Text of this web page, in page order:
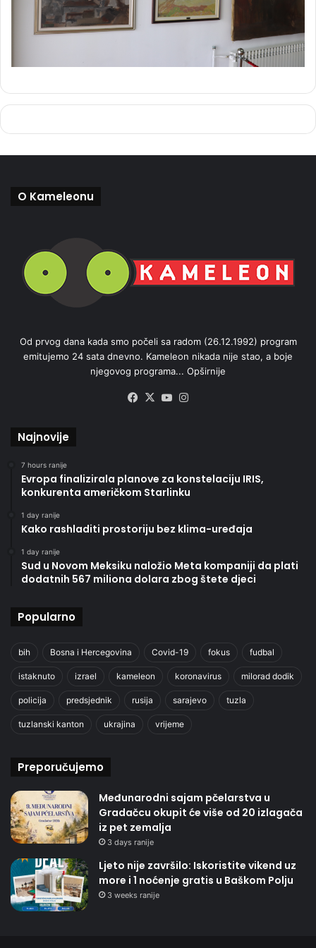
O Kameleonu
Od prvog dana kada smo počeli sa radom (26.12.1992) program
emitujemo 24 sata dnevno. Kameleon nikada nije stao, a boje
njegovog programa... Opširnije
Facebook
X YouTube
Najnovije
7 hours ranije
Evropa finalizirala planove za konstelaciju IRIS,
konkurenta američkom Starlinku
1 day ranije
Kako rashladiti prostoriju bez klima-uređaja
1 day ranije
Sud u Novom Meksiku naložio Meta kompaniji da plati
dodatnih 567 miliona dolara zbog štete djeci
Popularno
bih Bosna i Hercegovina Covid-19 fokus fudbal
istaknuto izrael kameleon koronavirus milorad dodik
policija predsjednik rusija sarajevo tuzla
tuzlanski kanton ukrajina vrijeme
Preporučujemo
Međunarodni sajam pčelarstva u
Gradačcu okupit će više od 20 izlagača
iz pet zemalja
3 days ranije
Ljeto nije završilo: Iskoristite vikend uz
more i 1 noćenje gratis u Baškom Polju
3 weeks ranije